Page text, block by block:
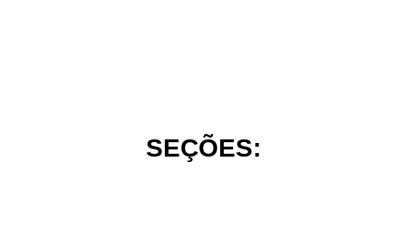
SEÇÕES: